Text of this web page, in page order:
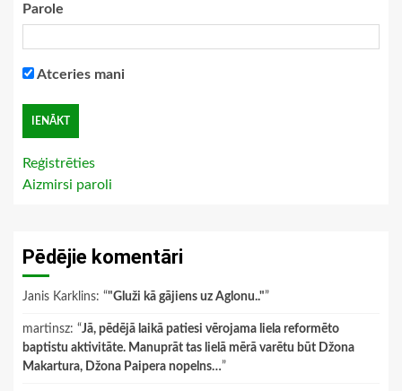
Parole
Atceries mani
Reģistrēties
Aizmirsi paroli
Pēdējie komentāri
Janis Karklins: “"Gluži kā gājiens uz Aglonu.."”
martinsz: “Jā, pēdējā laikā patiesi vērojama liela reformēto
baptistu aktivitāte. Manuprāt tas lielā mērā varētu būt Džona
Makartura, Džona Paipera nopelns…”